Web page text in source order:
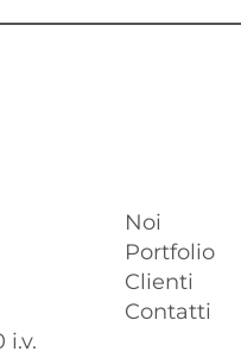
i.v.
Noi
Portfolio
Clienti
Contatti